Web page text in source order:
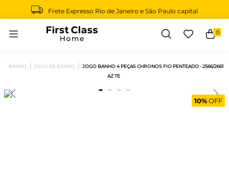
Frete Expresso Rio de Janeiro e São Paulo capital
0
BANHO JOGO DE BANHO
JOGO BANHO 4 PEÇAS CHRONOS FIO PENTEADO - 2566/2661
AZ TE
10%OFF